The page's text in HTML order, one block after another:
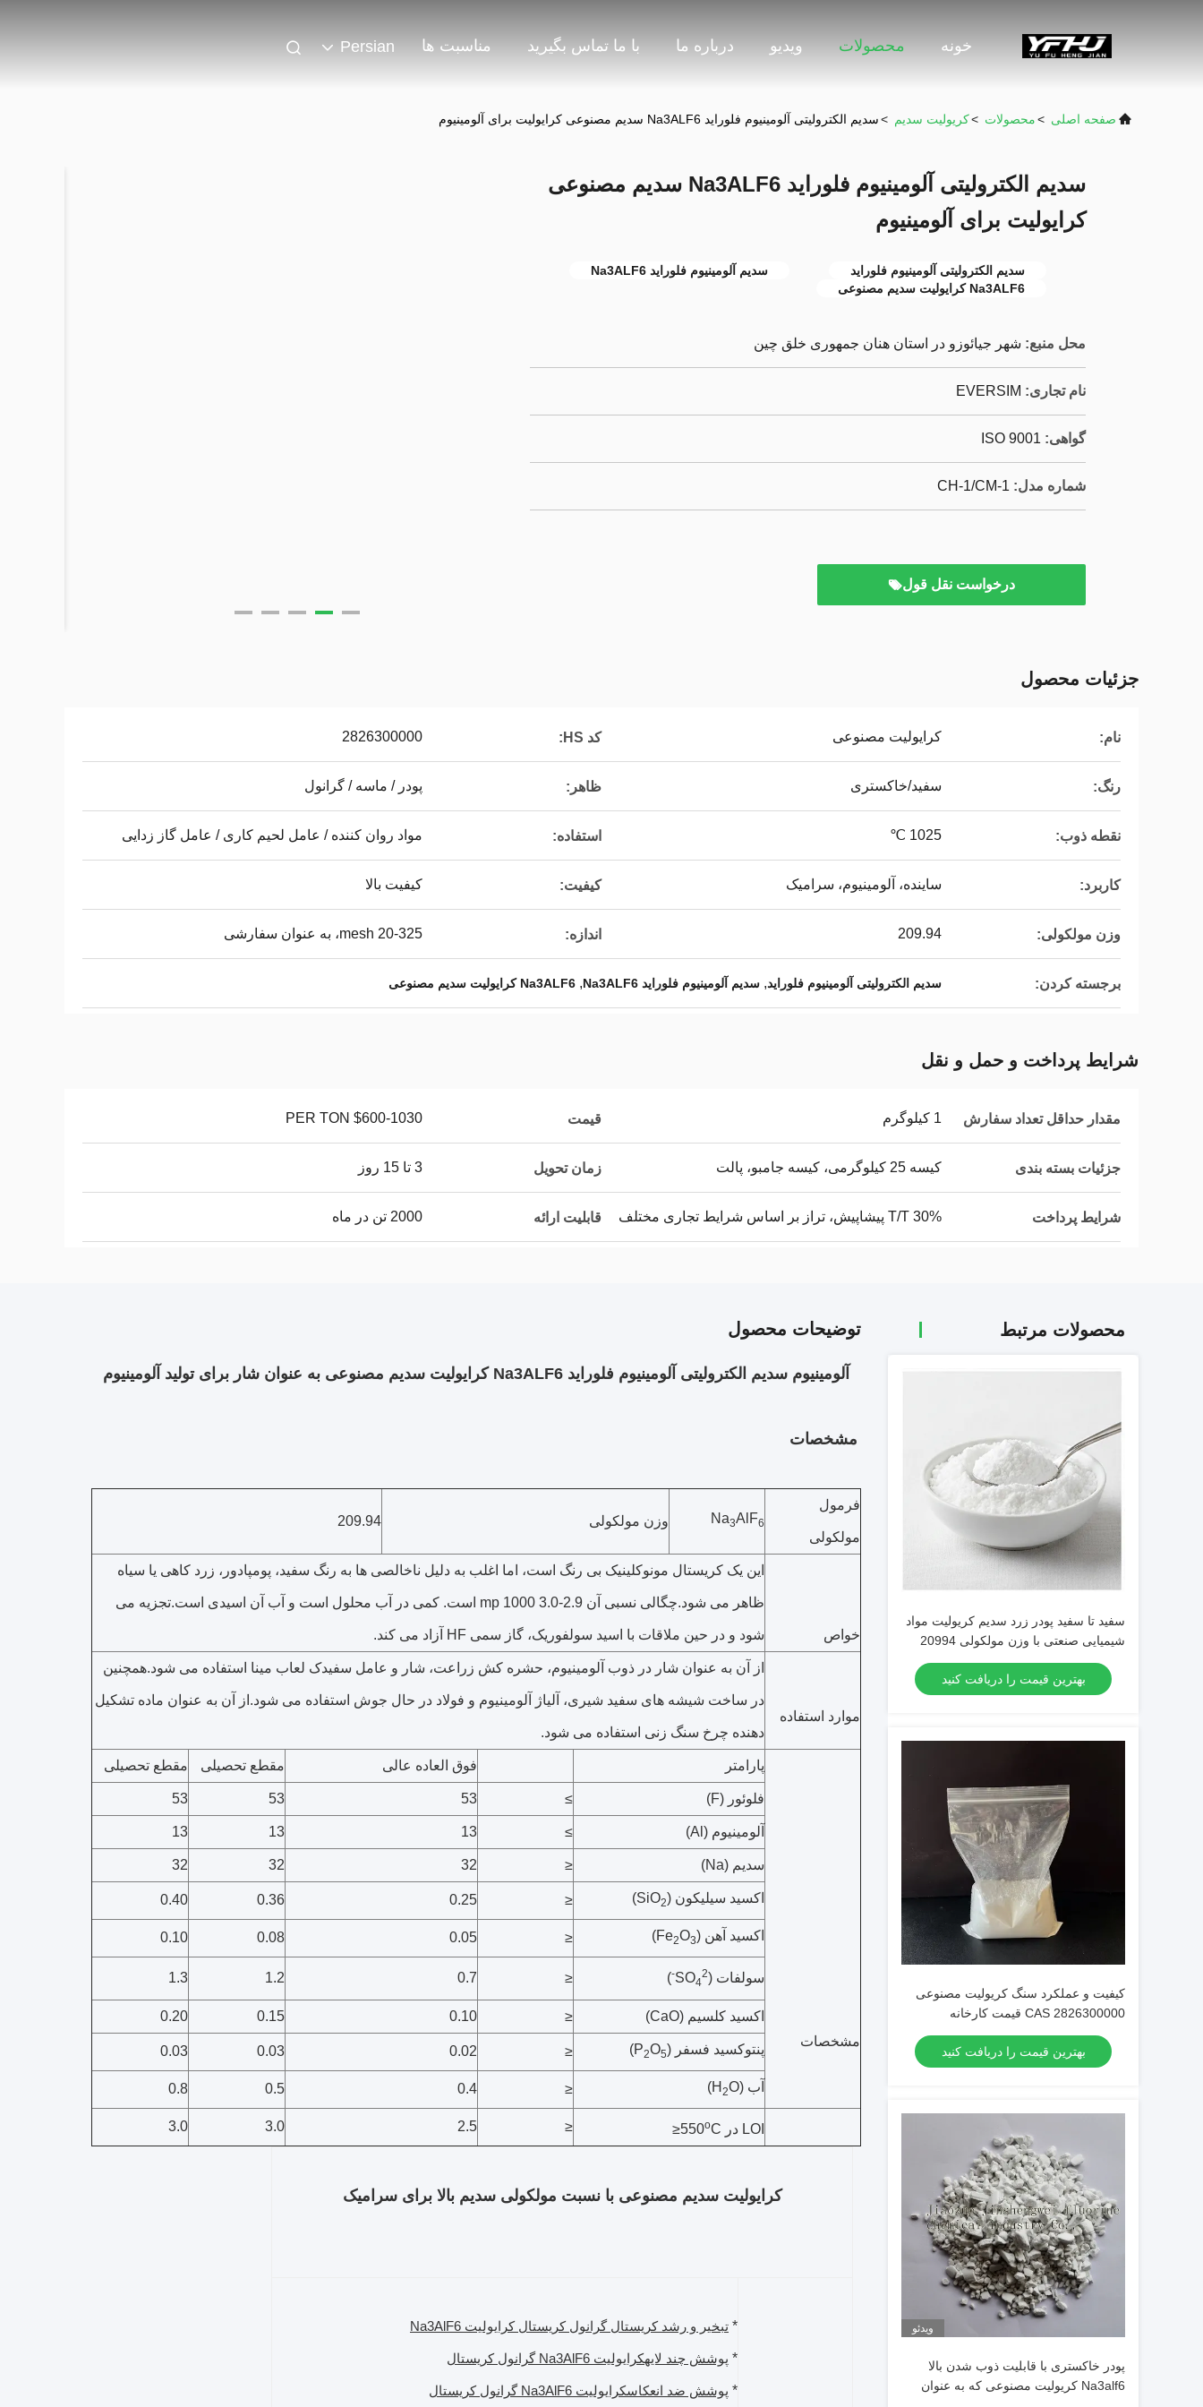
خونه محصولات ویدیو درباره ما با ما تماس بگیرید مناسبت ها Persian
صفحه اصلی >محصولات >کریولیت سدیم >سدیم الکترولیتی آلومینیوم فلوراید Na3ALF6 سدیم مصنوعی کرایولیت برای آلومینیوم
سدیم الکترولیتی آلومینیوم فلوراید Na3ALF6 سدیم مصنوعی
کرایولیت برای آلومینیوم
سدیم الکترولیتی آلومینیوم فلوراید
سدیم آلومینیوم فلوراید Na3ALF6
Na3ALF6 کرایولیت سدیم مصنوعی
محل منبع: شهر جیائوزو در استان هنان جمهوری خلق چین
نام تجاری: EVERSIM
گواهی: ISO 9001
شماره مدل: CH-1/CM-1
درخواست نقل قول
جزئیات محصول
نام: کرایولیت مصنوعی کد HS: 2826300000
رنگ: سفید/خاکستری ظاهر: پودر / ماسه / گرانول
نقطه ذوب: 1025 ℃ استفاده: مواد روان کننده / عامل لحیم کاری / عامل گاز زدایی
کاربرد: ساینده، آلومینیوم، سرامیک کیفیت: کیفیت بالا
وزن مولکولی: 209.94 اندازه: 20-325 mesh، به عنوان سفارشی
برجسته کردن: سدیم الکترولیتی آلومینیوم فلوراید, سدیم آلومینیوم فلوراید Na3ALF6 , Na3ALF6 کرایولیت سدیم مصنوعی
شرایط پرداخت و حمل و نقل
مقدار حداقل تعداد سفارش 1 کیلوگرم قیمت $600-1030 PER TON
جزئیات بسته بندی کیسه 25 کیلوگرمی، کیسه جامبو، پالت زمان تحویل 3 تا 15 روز
شرایط پرداخت 30% T/T پیشاپیش، تراز بر اساس شرایط تجاری مختلف قابلیت ارائه 2000 تن در ماه
محصولات مرتبط
سفید تا سفید پودر زرد سدیم کریولیت مواد
شیمیایی صنعتی با وزن مولکولی 20994
بهترین قیمت را دریافت کنید
کیفیت و عملکرد سنگ کریولیت مصنوعی
CAS 2826300000 قیمت کارخانه
بهترین قیمت را دریافت کنید
ویدئو
پودر خاکستری با قابلیت ذوب شدن بالا
Na3alf6 کریولیت مصنوعی که به عنوان
توضیحات محصول
آلومینیوم سدیم الکترولیتی آلومینیوم فلوراید Na3ALF6 کرایولیت سدیم مصنوعی به عنوان شار برای تولید آلومینیوم
مشخصات
فرمول
مولکولی
Na3AlF6 وزن مولکولی 209.94
خواص
این یک کریستال مونوکلینیک بی رنگ است، اما اغلب به دلیل ناخالصی ها به رنگ سفید، پومپادور، زرد کاهی یا سیاه
ظاهر می شود.چگالی نسبی آن 2.9-3.0 mp 1000 است. کمی در آب محلول است و آب آن اسیدی است.تجزیه می
شود و در حین ملاقات با اسید سولفوریک، گاز سمی HF آزاد می کند.
موارد استفاده
از آن به عنوان شار در ذوب آلومینیوم، حشره کش زراعت، شار و عامل سفیدک لعاب مینا استفاده می شود.همچنین
در ساخت شیشه های سفید شیری، آلیاژ آلومینیوم و فولاد در حال جوش استفاده می شود.از آن به عنوان ماده تشکیل
دهنده چرخ سنگ زنی استفاده می شود.
مشخصات
پارامتر فوق العاده عالی مقطع تحصیلی مقطع تحصیلی
فلوئور (F) ≥
53
53
53
آلومینیوم (Al) ≥
13
13
13
سدیم (Na) ≤
32
32
32
اکسید سیلیکون (SiO2
)
≤
0.25
0.36
0.40
اکسید آهن (Fe 2O3
)
≤
0.05
0.08
0.10
سولفات (SO 4
2-
)
≤
0.7
1.2
1.3
اکسید کلسیم (CaO) ≤
0.10
0.15
0.20
پنتوکسید فسفر (P 2O5
)
≤
0.02
0.03
0.03
آب (H 2O)
≤
0.4
0.5
0.8
LOI در 550 oC≤
≤
2.5
3.0
3.0
کرایولیت سدیم مصنوعی با نسبت مولکولی سدیم بالا برای سرامیک
* تبخیر و رشد کریستال گرانول کریستال کرایولیت Na3AlF6
* پوشش چند لایهکرایولیت Na3AlF6 گرانول کریستال
* پوشش ضد انعکاسکرایولیت Na3AlF6 گرانول کریستال